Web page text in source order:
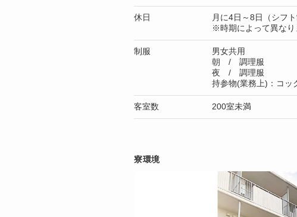
休日
月に4日～8日（シフト
※時期によって異なり
制服
男女共用
朝 / 調理服
夜 / 調理服
持参物(業務上)：コッ
客室数 200室未満
寮環境